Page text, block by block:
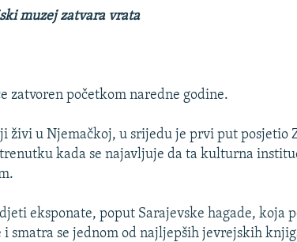
muzej zatvara vrata
zatvoren početkom naredne godine.
živi u Njemačkoj, u srijedu je prvi put posjetio
kada se najavljuje da ta kulturna
eksponate, poput Sarajevske hagade, koja
i smatra se jednom od najljepših jevrejskih